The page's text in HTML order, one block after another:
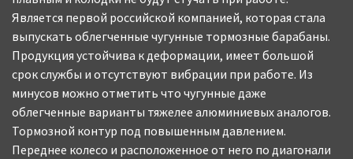
Является первой российской компанией, которая стала
выпускать облегченные чугунные тормозные барабаны.
Продукция устойчива к деформации, имеет большой
срок службы и отсутствуют вибрации при работе. Из
минусов можно отметить что чугунные даже
облегченные варианты тяжелее алюминиевых аналогов.
Тормозной контур под повышенным давлением.
Переднее колесо и расположенное от него по диагонали